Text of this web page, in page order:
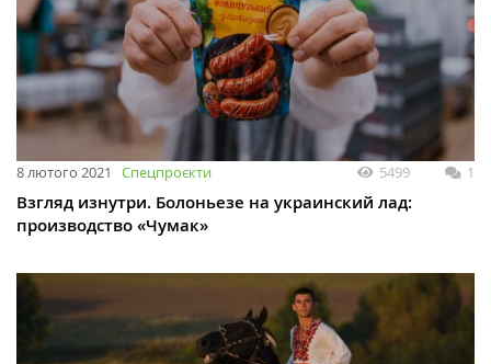
8 лютого 2021 Спецпроєкти 5499 1
Взгляд изнутри. Болоньезе на украинский лад:
производство «Чумак»